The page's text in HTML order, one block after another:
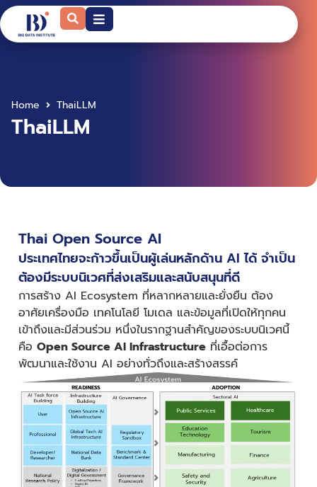
Home ThaiLLM
ThaiLLM
Thai Open Source AI
ประเทศไทยจะก้าวขึ้นเป็นผู้เล่นหลักด้าน AI ได้ จำเป็น
ต้องมีระบบนิเวศที่ส่งเสริมและสนับสนุนที่ดี
การสร้าง AI Ecosystem ที่หลากหลายและยั่งยืน ต้อง
อาศัยเครื่องมือ เทคโนโลยี โมเดล และข้อมูลที่เปิดให้ทุกคน
เข้าถึงและมีส่วนร่วม หนึ่งในรากฐานสำคัญของระบบนิเวศนี้
คือ Open Source AI Infrastructure ที่เอื้อต่อการ
พัฒนาและใช้งาน AI อย่างทั่วถึงและสร้างสรรค์